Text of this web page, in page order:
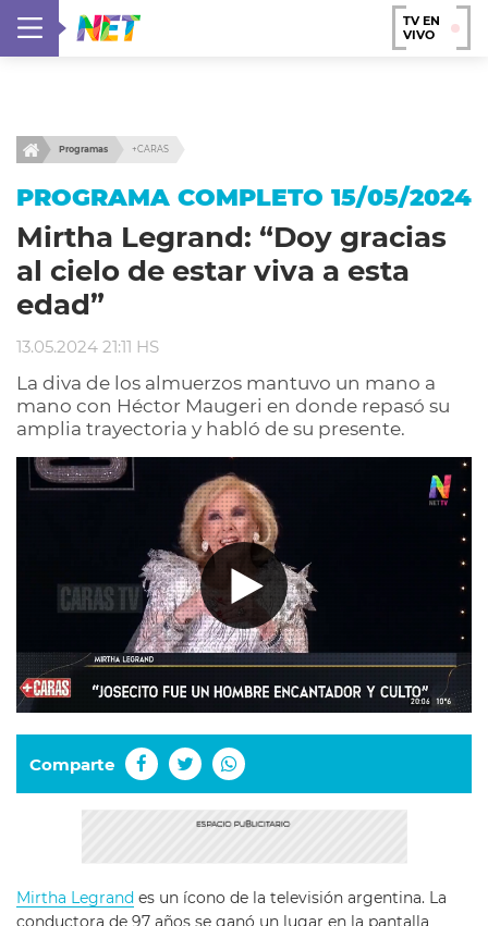
TV EN
VIVO
Programas +CARAS
PROGRAMA COMPLETO 15/05/2024
Mirtha Legrand: “Doy gracias
al cielo de estar viva a esta
edad”
13.05.2024 21:11 HS
La diva de los almuerzos mantuvo un mano a
mano con Héctor Maugeri en donde repasó su
amplia trayectoria y habló de su presente.
Comparte
Mirtha Legrand es un ícono de la televisión argentina. La
conductora de 97 años se ganó un lugar en la pantalla